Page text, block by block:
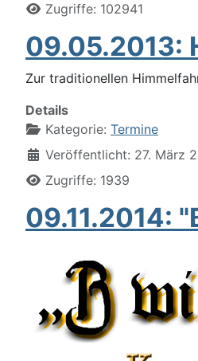
Zugriffe: 102941
09.05.2013:
Zur traditionellen
Details
Kategorie: Termine
Veröffentlicht: 27. März
Zugriffe: 1939
09.11.2014: